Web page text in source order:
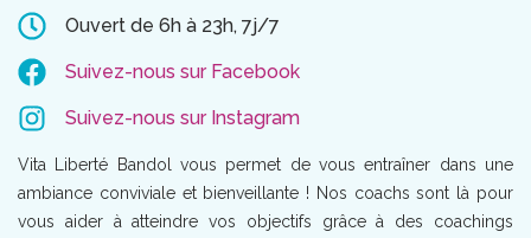
Ouvert de 6h à 23h, 7j/7
Suivez-nous sur Facebook
Suivez-nous sur Instagram
Vita Liberté Bandol vous permet de vous entraîner dans une
ambiance conviviale et bienveillante ! Nos coachs sont là pour
vous aider à atteindre vos objectifs grâce à des coachings